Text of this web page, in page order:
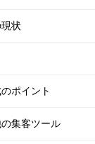
状
ポイント
集客ツール